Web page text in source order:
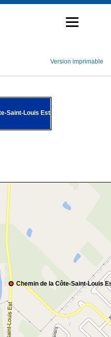
Version imprimable
Saint-Louis Est
Chemin de la Côte-Saint-Louis